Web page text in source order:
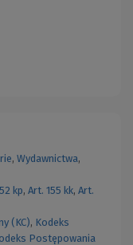
, Wydawnictwa,
kp, Art. 155 kk, Art.
(KC), Kodeks
Postępowania